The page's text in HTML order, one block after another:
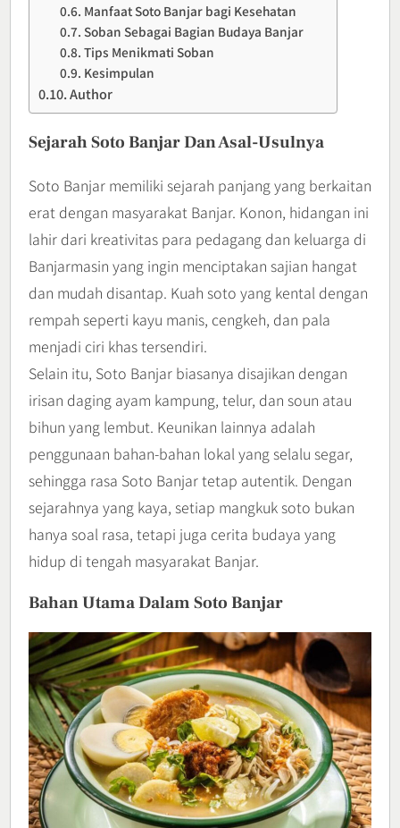
Manfaat Soto Banjar bagi Kesehatan
Soban Sebagai Bagian Budaya Banjar
Tips Menikmati Soban
Kesimpulan
Author
Sejarah Soto Banjar Dan Asal-Usulnya
Soto Banjar memiliki sejarah panjang yang berkaitan
erat dengan masyarakat Banjar. Konon, hidangan ini
lahir dari kreativitas para pedagang dan keluarga di
Banjarmasin yang ingin menciptakan sajian hangat
dan mudah disantap. Kuah soto yang kental dengan
rempah seperti kayu manis, cengkeh, dan pala
menjadi ciri khas tersendiri.
Selain itu, Soto Banjar biasanya disajikan dengan
irisan daging ayam kampung, telur, dan soun atau
bihun yang lembut. Keunikan lainnya adalah
penggunaan bahan-bahan lokal yang selalu segar,
sehingga rasa Soto Banjar tetap autentik. Dengan
sejarahnya yang kaya, setiap mangkuk soto bukan
hanya soal rasa, tetapi juga cerita budaya yang
hidup di tengah masyarakat Banjar.
Bahan Utama Dalam Soto Banjar